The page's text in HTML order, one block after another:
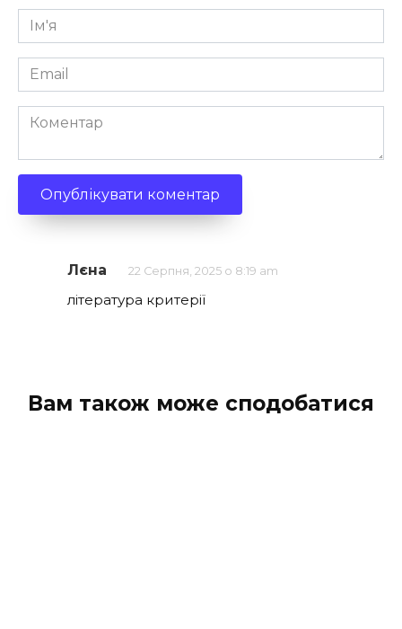
Ім'я
*
Email
*
Коментар
Лєна 22 Серпня, 2025 о 8:19 am
література критерії
Вам також може сподобатися